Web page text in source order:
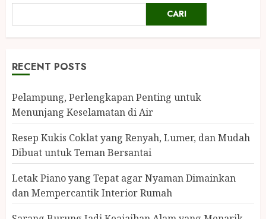
CARI
RECENT POSTS
Pelampung, Perlengkapan Penting untuk
Menunjang Keselamatan di Air
Resep Kukis Coklat yang Renyah, Lumer, dan Mudah
Dibuat untuk Teman Bersantai
Letak Piano yang Tepat agar Nyaman Dimainkan
dan Mempercantik Interior Rumah